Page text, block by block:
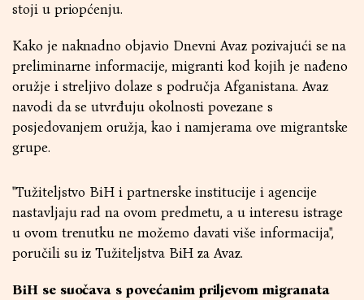
stoji u priopćenju.
Kako je naknadno objavio Dnevni Avaz pozivajući se na
preliminarne informacije, migranti kod kojih je nađeno
oružje i streljivo dolaze s područja Afganistana. Avaz
navodi da se utvrđuju okolnosti povezane s
posjedovanjem oružja, kao i namjerama ove migrantske
grupe.
"Tužiteljstvo BiH i partnerske institucije i agencije
nastavljaju rad na ovom predmetu, a u interesu istrage
u ovom trenutku ne možemo davati više informacija",
poručili su iz Tužiteljstva BiH za Avaz.
BiH se suočava s povećanim priljevom migranata